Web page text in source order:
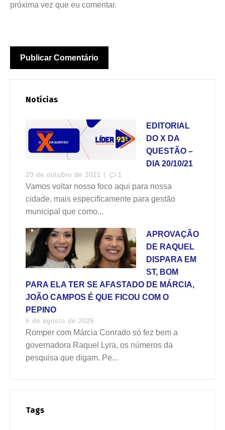
próxima vez que eu comentar.
Notícias
EDITORIAL
DO X DA
QUESTÃO –
DIA 20/10/21
20 de outubro de 2021 | 1
Vamos voltar nosso foco aqui para nossa
cidade, mais especificamente para gestão
municipal que como...
APROVAÇÃO
DE RAQUEL
DISPARA EM
ST, BOM
PARA ELA TER SE AFASTADO DE MÁRCIA,
JOÃO CAMPOS É QUE FICOU COM O
PEPINO
6 de agosto de 2026
Romper com Márcia Conrado só fez bem a
governadora Raquel Lyra, os números da
pesquisa que digam. Pe...
Tags